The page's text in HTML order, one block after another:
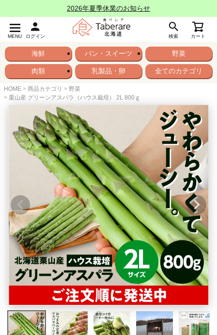
2026年夏季休業のお知らせ
MENU ログイン 検索 カート
海鮮 パン・スイーツ 野菜
肉類 乳製品・卵 全てのカテゴリ
HOME 商品カテゴリ
野菜
栗山産 グリーンアスパラ（ハウス栽培） 2L 800ｇ